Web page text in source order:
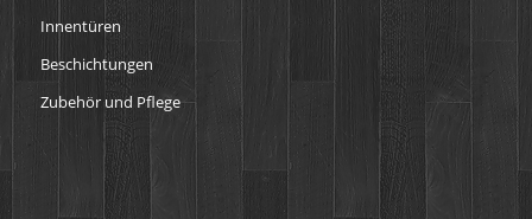
Innentüren
Beschichtungen
Zubehör und Pflege